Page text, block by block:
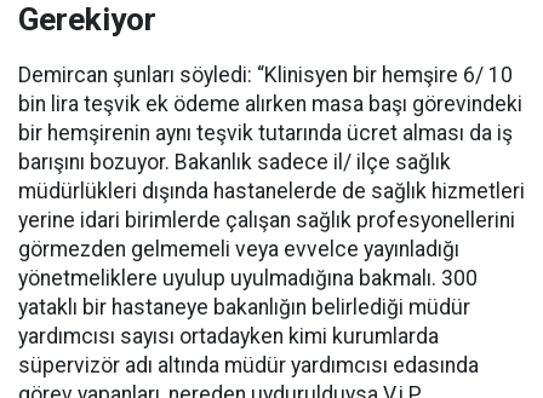
Gerekiyor
Demircan şunları söyledi: “Klinisyen bir hemşire 6/ 10
bin lira teşvik ek ödeme alırken masa başı görevindeki
bir hemşirenin aynı teşvik tutarında ücret alması da iş
barışını bozuyor. Bakanlık sadece il/ ilçe sağlık
müdürlükleri dışında hastanelerde de sağlık hizmetleri
yerine idari birimlerde çalışan sağlık profesyonellerini
görmezden gelmemeli veya evvelce yayınladığı
yönetmeliklere uyulup uyulmadığına bakmalı. 300
yataklı bir hastaneye bakanlığın belirlediği müdür
yardımcısı sayısı ortadayken kimi kurumlarda
süpervizör adı altında müdür yardımcısı edasında